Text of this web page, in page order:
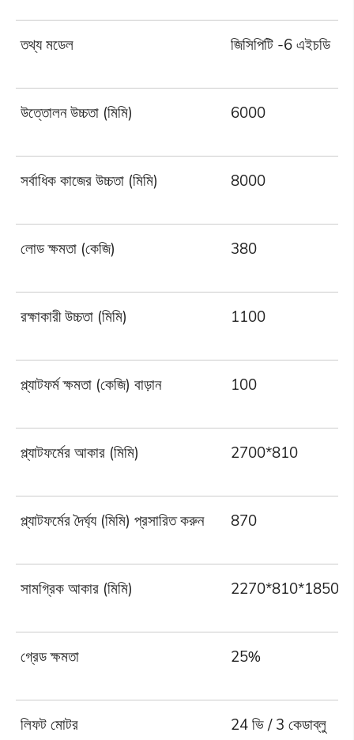
তথ্য মডেল জিসিপিটি -6 এইচডি
উত্তোলন উচ্চতা (মিমি) 6000
সর্বাধিক কাজের উচ্চতা (মিমি) 8000
লোড ক্ষমতা (কেজি) 380
রক্ষাকারী উচ্চতা (মিমি) 1100
প্ল্যাটফর্ম ক্ষমতা (কেজি) বাড়ান 100
প্ল্যাটফর্মের আকার (মিমি) 2700*810
প্ল্যাটফর্মের দৈর্ঘ্য (মিমি) প্রসারিত করুন 870
সামগ্রিক আকার (মিমি) 2270*810*1850
গ্রেড ক্ষমতা 25%
লিফট মোটর 24 ভি / 3 কেডাব্লু